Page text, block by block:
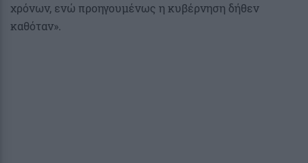
χρόνων, ενώ προηγουμένως η κυβέρνηση δήθεν
καθόταν».